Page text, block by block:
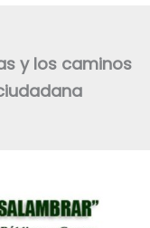
y los caminos